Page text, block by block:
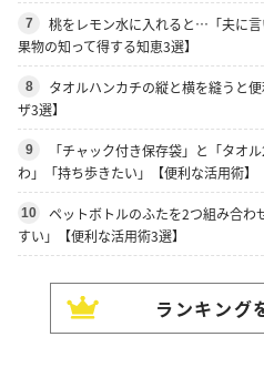
7
桃をレモン水に入れると…「夫に
果物の知って得する知恵3選】
8
タオルハンカチの縦と横を縫うと
ザ3選】
9
「チャック付き保存袋」と「タオ
わ」「持ち歩きたい」【便利な活用術】
10
ペットボトルのふたを2つ組み合わ
すい」【便利な活用術3選】
ランキング